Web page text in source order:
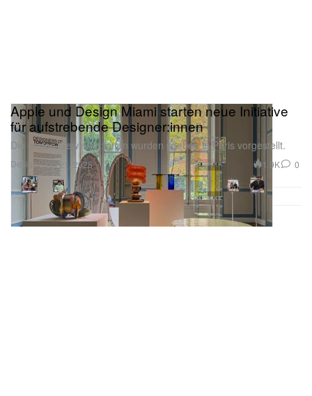
Design
Apple und Design Miami starten neue Initiative
für aufstrebende Designer:innen
Die ersten Gewinner:innen wurden soeben in Paris vorgestellt.
Oct 21, 2025 1.9K 0